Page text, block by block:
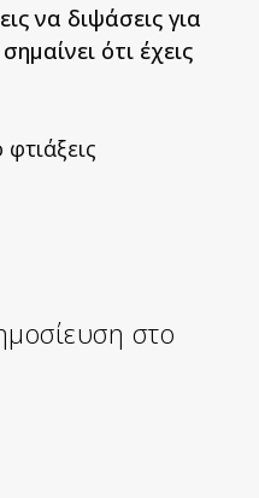
να διψάσεις για
ότι έχεις
στο